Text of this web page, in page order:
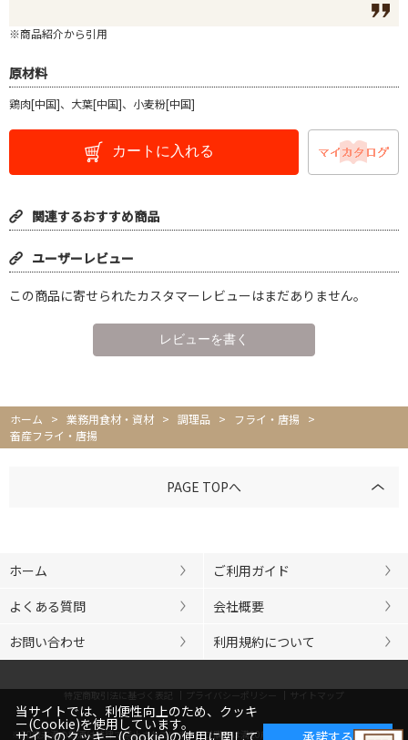
※商品紹介から引用
原材料
鶏肉[中国]、大葉[中国]、小麦粉[中国]
カートに入れる
関連するおすすめ商品
ユーザーレビュー
この商品に寄せられたカスタマーレビューはまだありません。
ホーム > 業務用食材・資材 > 調理品 > フライ・唐揚
>
畜産フライ・唐揚
PAGE TOPへ
ホーム
ご利用ガイド
よくある質問
会社概要
お問い合わせ
利用規約について
特定商取引法に基づく表記 プライバシーポリシー サイトマップ
※20歳未満の飲酒は法律で禁止されています。ご購入は満20歳以上の方に限らせていただきま
当サイトでは、利便性向上のため、クッキ
ー(Cookie)を使用しています。